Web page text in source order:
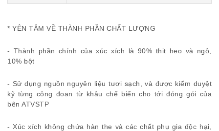
* YÊN TÂM VỀ THÀNH PHẦN CHẤT LƯỢNG
- Thành phần chính của xúc xích là 90% thịt heo và ngô,
10% bột
- Sử dụng nguồn nguyên liệu tươi sạch, và được kiểm duyệt
kỹ từng công đoạn từ khâu chế biến cho tới đóng gói của
bên ATVSTP
- Xúc xích không chứa hàn the và các chất phụ gia độc hại,